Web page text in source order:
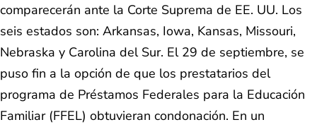
comparecerán ante la Corte Suprema de EE. UU. Los
seis estados son: Arkansas, Iowa, Kansas, Missouri,
Nebraska y Carolina del Sur. El 29 de septiembre, se
puso fin a la opción de que los prestatarios del
programa de Préstamos Federales para la Educación
Familiar (FFEL) obtuvieran condonación. En un